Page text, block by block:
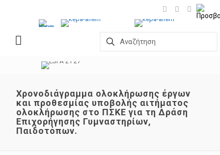
Χρονοδιάγραμμα ολοκλήρωσης έργων
και προθεσμίας υποβολής αιτήματος
ολοκλήρωσης στο ΠΣΚΕ για τη Δράση
Επιχορήγησης Γυμναστηρίων,
Παιδοτόπων.